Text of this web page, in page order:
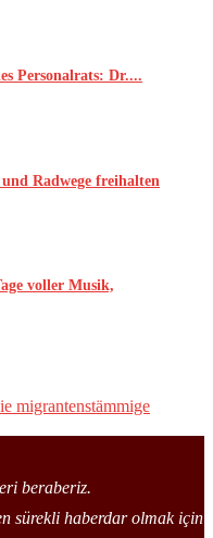
Personalrats: Dr....
Radwege freihalten
voller Musik,
beraberiz.
sürekli haberdar olmak için